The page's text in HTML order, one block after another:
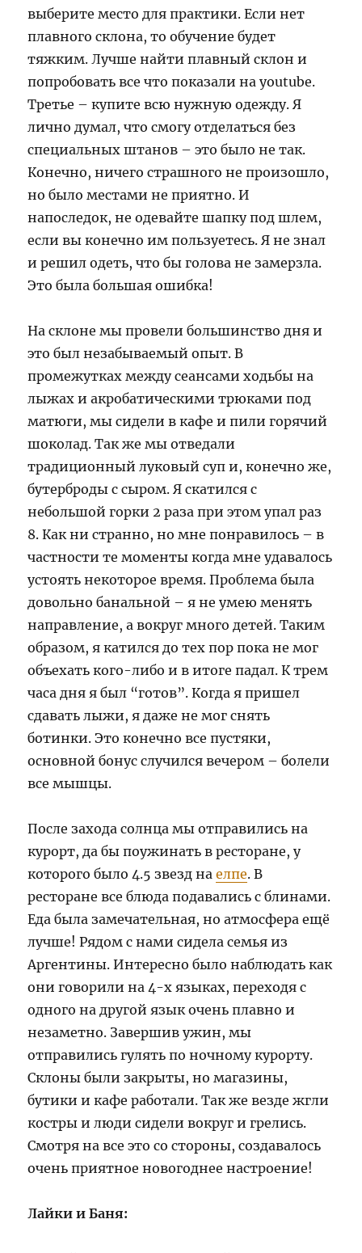
выберите место для практики. Если нет
плавного склона, то обучение будет
тяжким. Лучше найти плавный склон и
попробовать все что показали на youtube.
Третье – купите всю нужную одежду. Я
лично думал, что смогу отделаться без
специальных штанов – это было не так.
Конечно, ничего страшного не произошло,
но было местами не приятно. И
напоследок, не одевайте шапку под шлем,
если вы конечно им пользуетесь. Я не знал
и решил одеть, что бы голова не замерзла.
Это была большая ошибка!
На склоне мы провели большинство дня и
это был незабываемый опыт. В
промежутках между сеансами ходьбы на
лыжах и акробатическими трюками под
матюги, мы сидели в кафе и пили горячий
шоколад. Так же мы отведали
традиционный луковый суп и, конечно же,
бутерброды с сыром. Я скатился с
небольшой горки 2 раза при этом упал раз
8. Как ни странно, но мне понравилось – в
частности те моменты когда мне удавалось
устоять некоторое время. Проблема была
довольно банальной – я не умею менять
направление, а вокруг много детей. Таким
образом, я катился до тех пор пока не мог
объехать кого-либо и в итоге падал. К трем
часа дня я был “готов”. Когда я пришел
сдавать лыжи, я даже не мог снять
ботинки. Это конечно все пустяки,
основной бонус случился вечером – болели
все мышцы.
После захода солнца мы отправились на
курорт, да бы поужинать в ресторане, у
которого было 4.5 звезд наелпе. В
ресторане все блюда подавались с блинами.
Еда была замечательная, но атмосфера ещё
лучше! Рядом с нами сидела семья из
Аргентины. Интересно было наблюдать как
они говорили на 4-х языках, переходя с
одного на другой язык очень плавно и
незаметно. Завершив ужин, мы
отправились гулять по ночному курорту.
Склоны были закрыты, но магазины,
бутики и кафе работали. Так же везде жгли
костры и люди сидели вокруг и грелись.
Смотря на все это со стороны, создавалось
очень приятное новогоднее настроение!
Лайки и Баня: